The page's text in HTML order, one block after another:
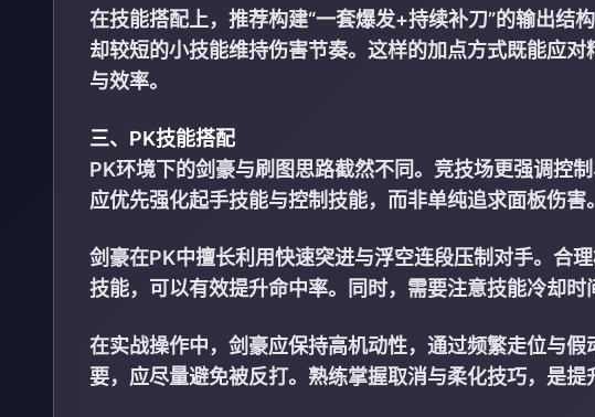
在技能搭配上，推荐构建“一套爆发+持续补刀”的输出结
却较短的小技能维持伤害节奏。这样的加点方式既能应
与效率。
三、PK技能搭配
PK环境下的剑豪与刷图思路截然不同。竞技场更强调控
应优先强化起手技能与控制技能，而非单纯追求面板伤害。
剑豪在PK中擅长利用快速突进与浮空连段压制对手。合
技能，可以有效提升命中率。同时，需要注意技能冷却时
在实战操作中，剑豪应保持高机动性，通过频繁走位与
要，应尽量避免被反打。熟练掌握取消与柔化技巧，是提